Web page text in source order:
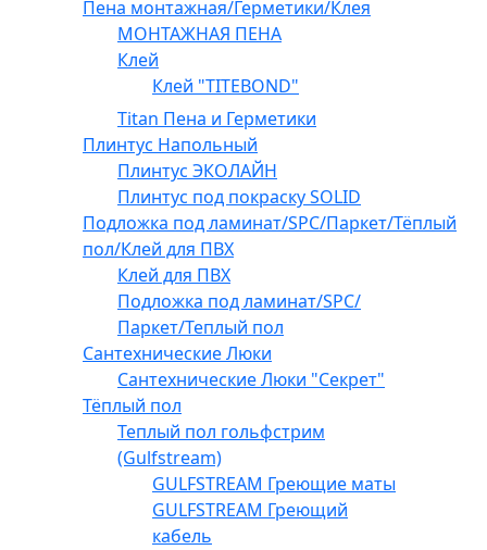
Пена монтажная/Герметики/Клея
МОНТАЖНАЯ ПЕНА
Клей
Клей "TITEBOND"
Titan Пена и Герметики
Плинтус Напольный
Плинтус ЭКОЛАЙН
Плинтус под покраску SOLID
Подложка под ламинат/SPC/Паркет/Тёплый
пол/Клей для ПВХ
Клей для ПВХ
Подложка под ламинат/SPC/
Паркет/Теплый пол
Сантехнические Люки
Сантехнические Люки "Секрет"
Тёплый пол
Теплый пол гольфстрим
(Gulfstream)
GULFSTREAM Греющие маты
GULFSTREAM Греющий
кабель